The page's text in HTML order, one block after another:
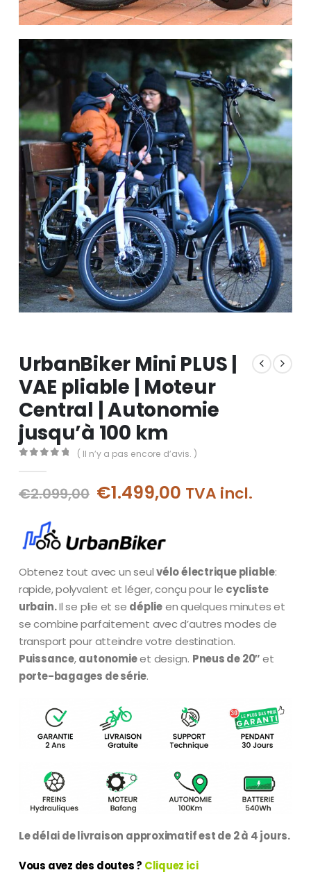
UrbanBiker Mini PLUS |
VAE pliable | Moteur
Central | Autonomie
jusqu’à 100 km
( Il n’y a pas encore d’avis. )
€2.099,00 Le
était :
€2.099,00.
€1.499,00 Le
€1.499,00.
TVA incl.
Obtenez tout avec un seulvélo électrique pliable:
rapide, polyvalent et léger, conçu pour le cycliste
urbain.Il se plie et se déplieen quelques minutes et
se combine parfaitement avec d’autres modes de
transport pour atteindre votre destination.
Puissance,autonomieet design. Pneus de 20″et
porte-bagages de série.
Le délai de livraison approximatif est de 2 à 4 jours.
Vous avez des doutes ? Cliquez ici